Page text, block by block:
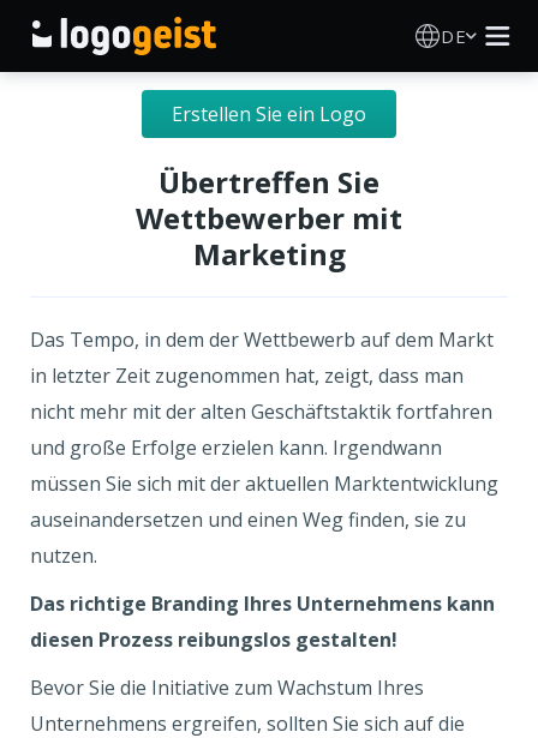
DE
Logo Erstellen
KI Logo Generator
Logo Ideen
Druckprodukte
Über
Blog
ANMELDEN
Erstellen Sie ein Logo
Übertreffen Sie
Wettbewerber mit
Marketing
Das Tempo, in dem der Wettbewerb auf dem Markt
in letzter Zeit zugenommen hat, zeigt, dass man
nicht mehr mit der alten Geschäftstaktik fortfahren
und große Erfolge erzielen kann. Irgendwann
müssen Sie sich mit der aktuellen Marktentwicklung
auseinandersetzen und einen Weg finden, sie zu
nutzen.
Das richtige Branding Ihres Unternehmens kann
diesen Prozess reibungslos gestalten!
Bevor Sie die Initiative zum Wachstum Ihres
Unternehmens ergreifen, sollten Sie sich auf die